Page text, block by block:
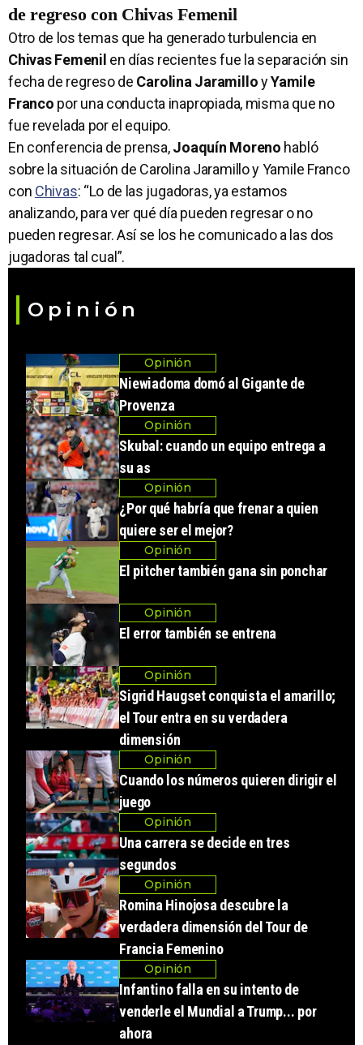
de regreso con Chivas Femenil
Otro de los temas que ha generado turbulencia en
Chivas Femenil en días recientes fue la separación sin
fecha de regreso de Carolina JaramilloyYamile
Franco por una conducta inapropiada, misma que no
fue revelada por el equipo.
En conferencia de prensa,Joaquín Moreno habló
sobre la situación de Carolina Jaramillo y Yamile Franco
con Chivas: “Lo de las jugadoras, ya estamos
analizando, para ver qué día pueden regresar o no
pueden regresar. Así se los he comunicado a las dos
jugadoras tal cual”.
Opinión
Opinión
Niewiadoma domó al Gigante de
Provenza
Opinión
Skubal: cuando un equipo entrega a
su as
Opinión
¿Por qué habría que frenar a quien
quiere ser el mejor?
Opinión
El pitcher también gana sin ponchar
Opinión
El error también se entrena
Opinión
Sigrid Haugset conquista el amarillo;
el Tour entra en su verdadera
dimensión
Opinión
Cuando los números quieren dirigir el
juego
Opinión
Una carrera se decide en tres
segundos
Opinión
Romina Hinojosa descubre la
verdadera dimensión del Tour de
Francia Femenino
Opinión
Infantino falla en su intento de
venderle el Mundial a Trump... por
ahora